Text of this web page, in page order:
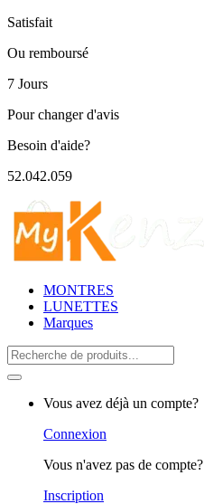
Satisfait
Ou remboursé
7 Jours
Pour changer d'avis
Besoin d'aide?
52.042.059
MONTRES
LUNETTES
Marques
Search
for:
Vous avez déjà un compte?
Connexion
Vous n'avez pas de compte?
Inscription